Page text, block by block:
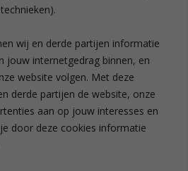
wij en derde partijen informatie
jouw internetgedrag binnen, en
website volgen. Met deze
derde partijen de website, onze
aan op jouw interesses en
door deze cookies informatie